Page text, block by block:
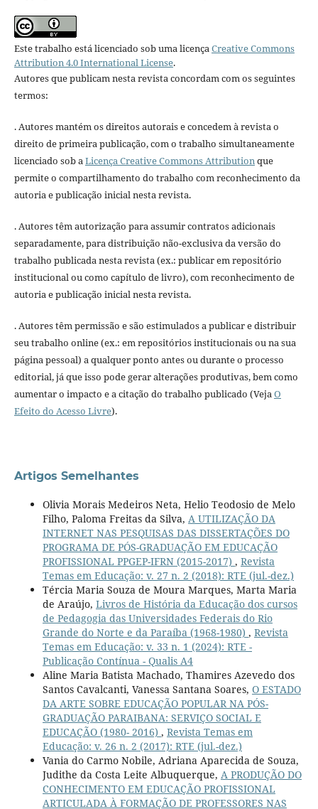
Este trabalho está licenciado sob uma licençaCreative Commons
Attribution 4.0 International License.
Autores que publicam nesta revista concordam com os seguintes
termos:
. Autores mantém os direitos autorais e concedem à revista o
direito de primeira publicação, com o trabalho simultaneamente
licenciado sob aLicença Creative Commons Attributionque
permite o compartilhamento do trabalho com reconhecimento da
autoria e publicação inicial nesta revista.
. Autores têm autorização para assumir contratos adicionais
separadamente, para distribuição não-exclusiva da versão do
trabalho publicada nesta revista (ex.: publicar em repositório
institucional ou como capítulo de livro), com reconhecimento de
autoria e publicação inicial nesta revista.
. Autores têm permissão e são estimulados a publicar e distribuir
seu trabalho online (ex.: em repositórios institucionais ou na sua
página pessoal) a qualquer ponto antes ou durante o processo
editorial, já que isso pode gerar alterações produtivas, bem como
aumentar o impacto e a citação do trabalho publicado (VejaO
Efeito do Acesso Livre).
Artigos Semelhantes
Olivia Morais Medeiros Neta, Helio Teodosio de Melo
Filho, Paloma Freitas da Silva, A UTILIZAÇÃO DA
INTERNET NAS PESQUISAS DAS DISSERTAÇÕES DO
PROGRAMA DE PÓS-GRADUAÇÃO EM EDUCAÇÃO
PROFISSIONAL PPGEP-IFRN (2015-2017) , Revista
Temas em Educação: v. 27 n. 2 (2018): RTE (jul.-dez.)
Tércia Maria Souza de Moura Marques, Marta Maria
de Araújo, Livros de História da Educação dos cursos
de Pedagogia das Universidades Federais do Rio
Grande do Norte e da Paraíba (1968-1980) , Revista
Temas em Educação: v. 33 n. 1 (2024): RTE -
Publicação Contínua - Qualis A4
Aline Maria Batista Machado, Thamires Azevedo dos
Santos Cavalcanti, Vanessa Santana Soares, O ESTADO
DA ARTE SOBRE EDUCAÇÃO POPULAR NA PÓS-
GRADUAÇÃO PARAIBANA: SERVIÇO SOCIAL E
EDUCAÇÃO (1980- 2016) , Revista Temas em
Educação: v. 26 n. 2 (2017): RTE (jul.-dez.)
Vania do Carmo Nobile, Adriana Aparecida de Souza,
Judithe da Costa Leite Albuquerque, A PRODUÇÃO DO
CONHECIMENTO EM EDUCAÇÃO PROFISSIONAL
ARTICULADA À FORMAÇÃO DE PROFESSORES NAS